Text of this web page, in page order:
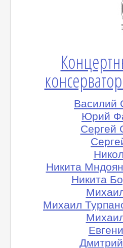
Василий
Юрий
Сергей
Никита
Никита
Михаил